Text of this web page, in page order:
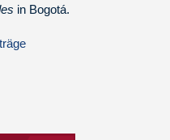
in Bogotá.